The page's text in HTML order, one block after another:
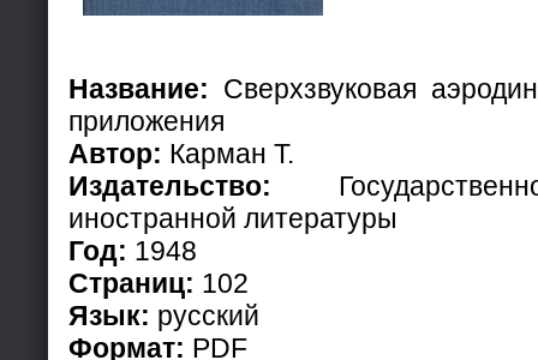
Название: Сверхзвуковая
приложения
Автор: Карман Т.
Издательство:
иностранной литературы
Год: 1948
Страниц: 102
Язык: русский
Формат: PDF